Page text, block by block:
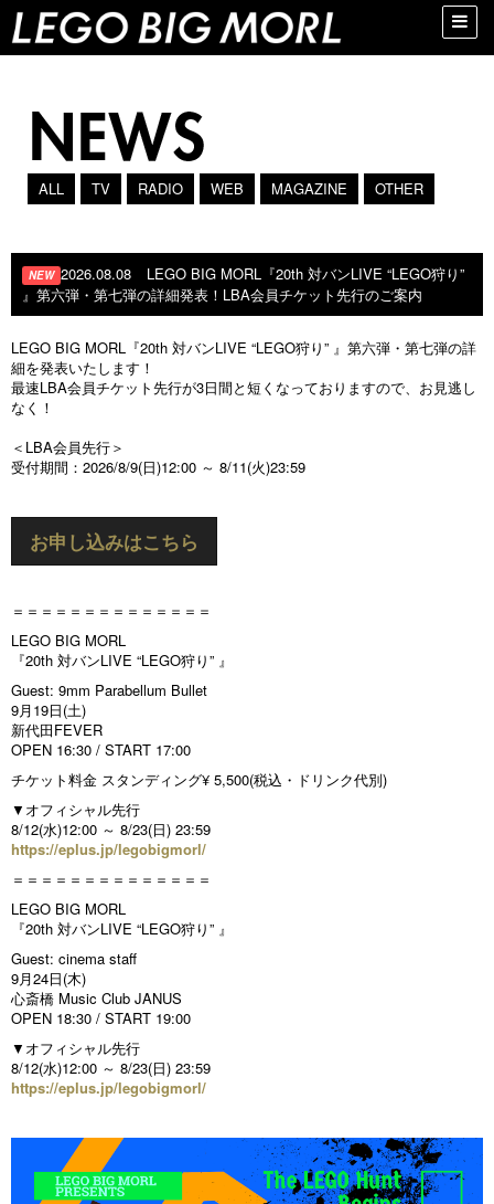
Toggle
ALL TV RADIO WEB MAGAZINE OTHER
NEW 2026.08.08
LEGO BIG MORL『20th 対バンLIVE “LEGO狩り”
』第六弾・第七弾の詳細発表！LBA会員チケット先行のご案内
LEGO BIG MORL『20th 対バンLIVE “LEGO狩り” 』第六弾・第七弾の詳
細を発表いたします！
最速LBA会員チケット先行が3日間と短くなっておりますので、お見逃し
なく！
＜LBA会員先行＞
受付期間：2026/8/9(日)12:00 ～ 8/11(火)23:59
お申し込みはこちら
＝＝＝＝＝＝＝＝＝＝＝＝＝＝
LEGO BIG MORL
『20th 対バンLIVE “LEGO狩り” 』
Guest: 9mm Parabellum Bullet
9月19日(土)
新代田FEVER
OPEN 16:30 / START 17:00
チケット料金 スタンディング¥ 5,500(税込・ドリンク代別)
▼オフィシャル先行
8/12(水)12:00 ～ 8/23(日) 23:59
https://eplus.jp/legobigmorl/
＝＝＝＝＝＝＝＝＝＝＝＝＝＝
LEGO BIG MORL
『20th 対バンLIVE “LEGO狩り” 』
Guest: cinema staff
9月24日(木)
心斎橋 Music Club JANUS
OPEN 18:30 / START 19:00
▼オフィシャル先行
8/12(水)12:00 ～ 8/23(日) 23:59
https://eplus.jp/legobigmorl/